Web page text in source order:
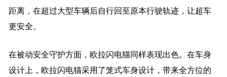
距离，在超过大型车辆后自行回至原本行驶轨迹，让超车
更安全。
在被动安全守护方面，欧拉闪电猫同样表现出色。在车身
设计上，欧拉闪电猫采用了笼式车身设计，带来全方位的